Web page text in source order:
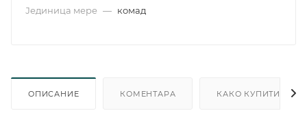
Јединица мере — комад
ОПИСАНИЕ КОМЕНТАРА КАКО КУПИТИ